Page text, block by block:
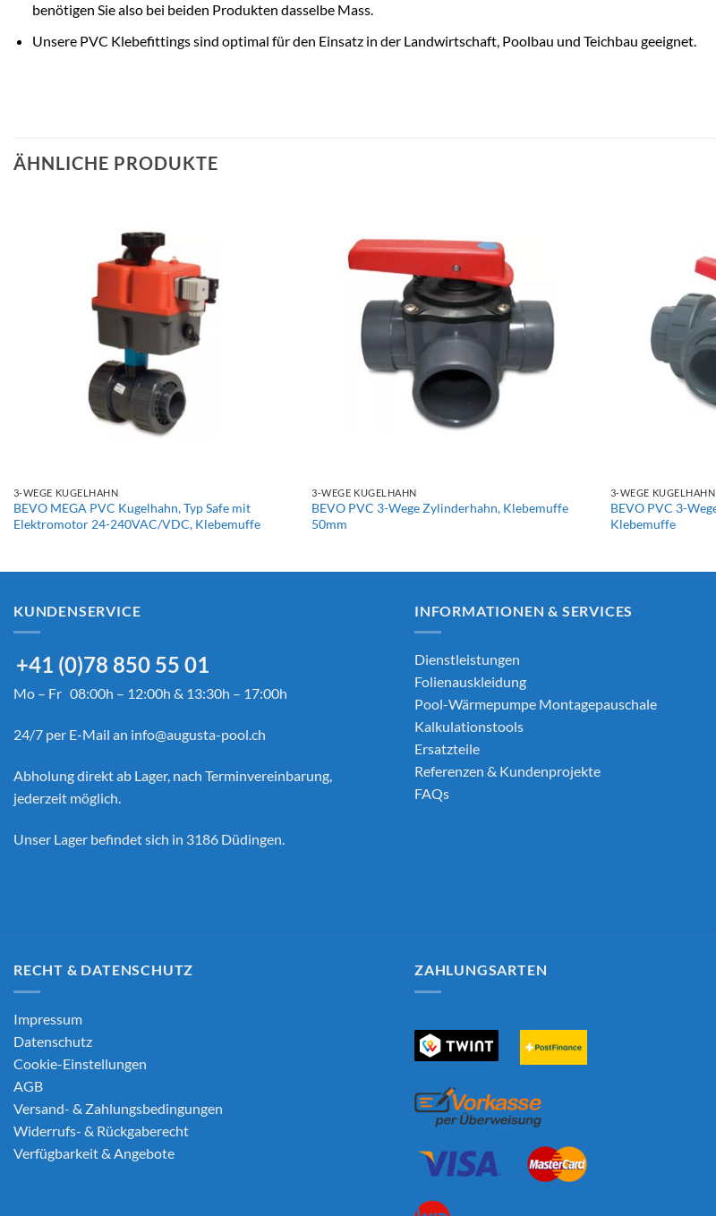
benötigen Sie also bei beiden Produkten dasselbe Mass.
Unsere PVC Klebefittings sind optimal für den Einsatz in der Landwirtschaft, Poolbau und Teichbau geeignet.
ÄHNLICHE PRODUKTE
3-WEGE KUGELHAHN
BEVO MEGA PVC Kugelhahn, Typ Safe mit
Elektromotor 24-240VAC/VDC, Klebemuffe
3-WEGE KUGELHAHN
BEVO PVC 3-Wege Zylinderhahn, Klebemuffe
50mm
3-WEGE KUGELHAHN
BEVO PVC 3-
Klebemuffe
KUNDENSERVICE
+41 (0)78 850 55 01
Mo – Fr 08:00h – 12:00h & 13:30h – 17:00h
24/7 per E-Mail an info@augusta-pool.ch
Abholung direkt ab Lager, nach Terminvereinbarung,
jederzeit möglich.
Unser Lager befindet sich in 3186 Düdingen.
INFORMATIONEN & SERVICES
Dienstleistungen
Folienauskleidung
Pool-Wärmepumpe Montagepauschale
Kalkulationstools
Ersatzteile
Referenzen & Kundenprojekte
FAQs
RECHT & DATENSCHUTZ
Impressum
Datenschutz
Cookie-Einstellungen
AGB
Versand- & Zahlungsbedingungen
Widerrufs- & Rückgaberecht
Verfügbarkeit & Angebote
ZAHLUNGSARTEN